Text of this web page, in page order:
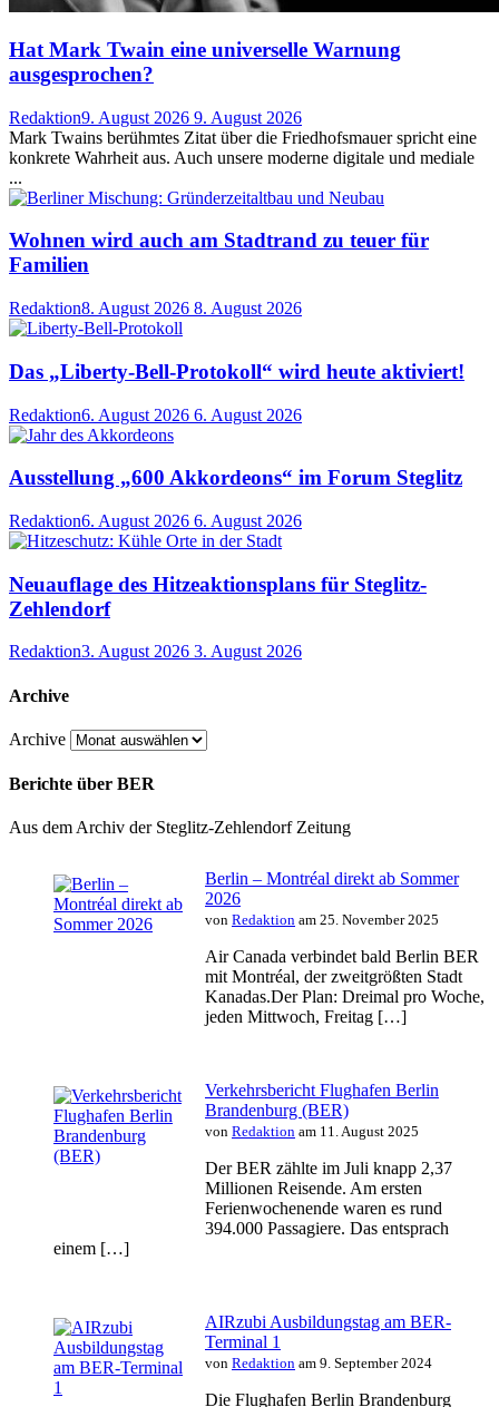
Hat Mark Twain eine universelle Warnung
ausgesprochen?
Redaktion9. August 2026 9. August 2026
Mark Twains berühmtes Zitat über die Friedhofsmauer spricht eine
konkrete Wahrheit aus. Auch unsere moderne digitale und mediale
...
Wohnen wird auch am Stadtrand zu teuer für
Familien
Redaktion8. August 2026 8. August 2026
Das „Liberty-Bell-Protokoll“ wird heute aktiviert!
Redaktion6. August 2026 6. August 2026
Ausstellung „600 Akkordeons“ im Forum Steglitz
Redaktion6. August 2026 6. August 2026
Neuauflage des Hitzeaktionsplans für Steglitz-
Zehlendorf
Redaktion3. August 2026 3. August 2026
Archive
Archive
Berichte über BER
Aus dem Archiv der Steglitz-Zehlendorf Zeitung
Berlin – Montréal direkt ab Sommer
2026
von Redaktion am 25. November 2025
Air Canada verbindet bald Berlin BER
mit Montréal, der zweitgrößten Stadt
Kanadas.Der Plan: Dreimal pro Woche,
jeden Mittwoch, Freitag […]
Verkehrsbericht Flughafen Berlin
Brandenburg (BER)
von Redaktion am 11. August 2025
Der BER zählte im Juli knapp 2,37
Millionen Reisende. Am ersten
Ferienwochenende waren es rund
394.000 Passagiere. Das entsprach
einem […]
AIRzubi Ausbildungstag am BER-
Terminal 1
von Redaktion am 9. September 2024
Die Flughafen Berlin Brandenburg